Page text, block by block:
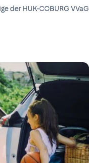
der HUK-COBURG VVaG